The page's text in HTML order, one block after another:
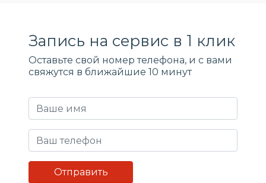
Запись на сервис в 1 клик
Оставьте свой номер телефона, и c вами
свяжутся в ближайшие 10 минут